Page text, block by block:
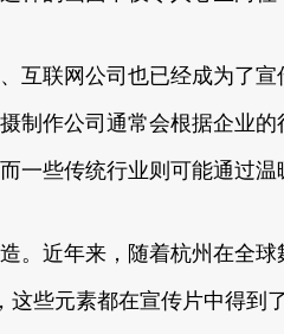
互联网公司也已经成为了
制作公司通常会根据企业
些传统行业则可能通过温
。近年来，随着杭州在全
这些元素都在宣传片中得